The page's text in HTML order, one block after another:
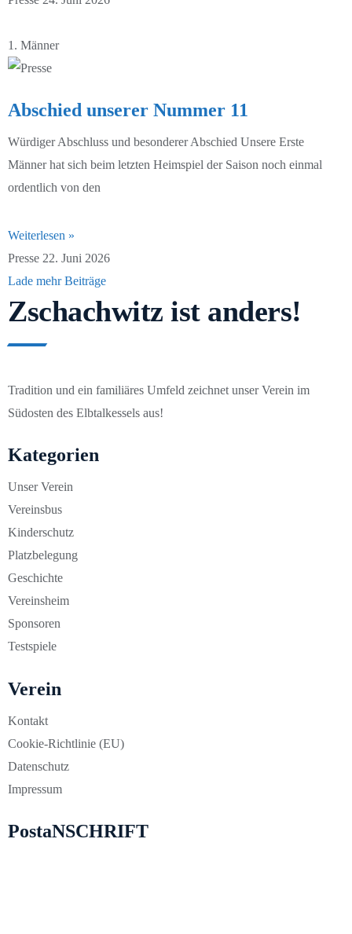
1. Männer
Abschied unserer Nummer 11
Würdiger Abschluss und besonderer Abschied Unsere Erste
Männer hat sich beim letzten Heimspiel der Saison noch einmal
ordentlich von den
Weiterlesen »
Presse 22. Juni 2026
Lade mehr Beiträge
Zschachwitz ist anders!
Tradition und ein familiäres Umfeld zeichnet unser Verein im
Südosten des Elbtalkessels aus!
Kategorien
Unser Verein
Vereinsbus
Kinderschutz
Platzbelegung
Geschichte
Vereinsheim
Sponsoren
Testspiele
Verein
Kontakt
Cookie-Richtlinie (EU)
Datenschutz
Impressum
PostaNSCHRIFT